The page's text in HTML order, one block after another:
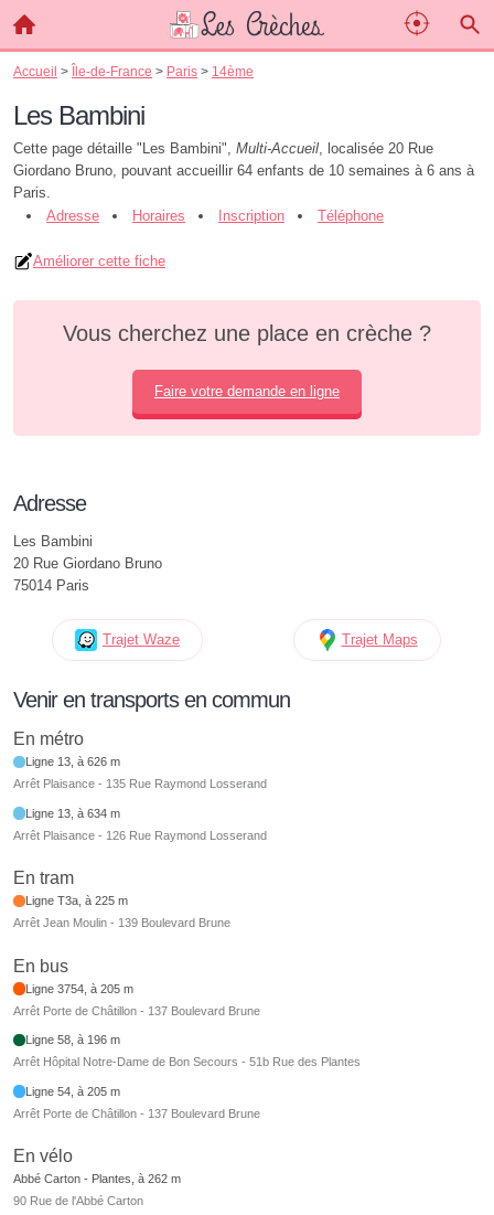
Accueil > Île-de-France > Paris > 14ème
Les Bambini
Cette page détaille "Les Bambini", Multi-Accueil, localisée 20 Rue
Giordano Bruno, pouvant accueillir 64 enfants de 10 semaines à 6 ans à
Paris.
Adresse
Horaires Inscription Téléphone
Améliorer cette fiche
Vous cherchez une place en crèche ?
Faire votre demande en ligne
Adresse
Les Bambini
20 Rue Giordano Bruno
75014 Paris
Trajet Waze Trajet Maps
Venir en transports en commun
En métro
Ligne 13, à 626 m
Arrêt Plaisance - 135 Rue Raymond Losserand
Ligne 13, à 634 m
Arrêt Plaisance - 126 Rue Raymond Losserand
En tram
Ligne T3a, à 225 m
Arrêt Jean Moulin - 139 Boulevard Brune
En bus
Ligne 3754, à 205 m
Arrêt Porte de Châtillon - 137 Boulevard Brune
Ligne 58, à 196 m
Arrêt Hôpital Notre-Dame de Bon Secours - 51b Rue des Plantes
Ligne 54, à 205 m
Arrêt Porte de Châtillon - 137 Boulevard Brune
En vélo
Abbé Carton - Plantes, à 262 m
90 Rue de l'Abbé Carton